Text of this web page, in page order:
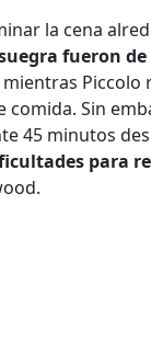
la cena
fueron de
mientras Piccolo
comida. Sin
45 minutos
para